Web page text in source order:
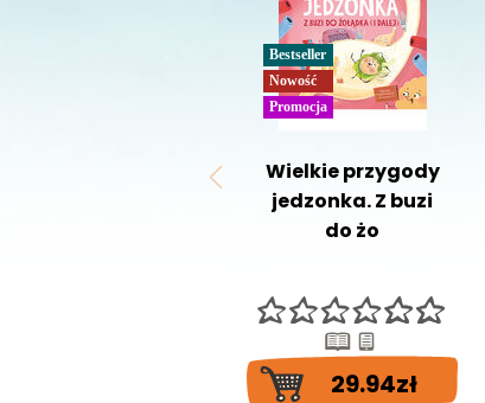
Bestseller
Nowość
Promocja
Wielkie przygody
jedzonka. Z buzi
do żo
29.94zł